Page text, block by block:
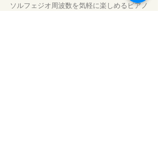
ソルフェジオ周波数を気軽に楽しめるピアノ